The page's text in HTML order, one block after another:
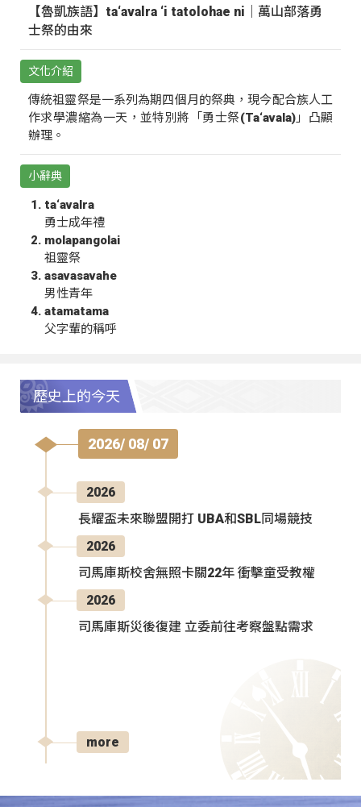
【魯凱族語】ta‘avalra ‘i tatolohae ni｜萬山部落勇
士祭的由來
文化介紹
傳統祖靈祭是一系列為期四個月的祭典，現今配合族人工
作求學濃縮為一天，並特別將「勇士祭(Ta‘avala)」凸顯
辦理。
小辭典
ta‘avalra
勇士成年禮
molapangolai
祖靈祭
asavasavahe
男性青年
atamatama
父字輩的稱呼
歷史上的今天
2026/ 08/ 07
2026
長耀盃未來聯盟開打 UBA和SBL同場競技
2026
司馬庫斯校舍無照卡關22年 衝擊童受教權
2026
司馬庫斯災後復建 立委前往考察盤點需求
more